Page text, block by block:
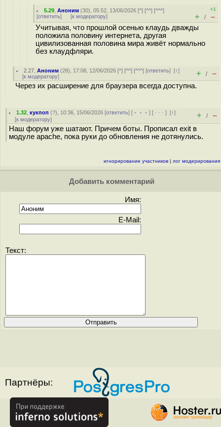
5.29 ,Аноним (30), 05:52, 13/06/2026 [^] [^^] [^^^]
[ответить] [к модератору]
+1
+ / –
Учитывая, что прошлой осенью клаудь дважды
положила половину интернета, другая
цивилизованная половина мира живёт нормально
без клаудфляри.
2.27 ,Аноним (28), 17:08, 12/06/2026 [^] [^^] [^^^] [ответить][↑]
[к модератору] + / –
Через их расширение для браузера всегда доступна.
1.32 ,кукпоп (?), 10:36, 15/06/2026 [ответить] [ ﹢﹢﹢] [ · · ·][↑]
[к модератору] + / –
Наш форум уже шатают. Причем боты. Прописал exit в
модуле apache, пока руки до обновления не дотянулись.
игнорирование участников | лог модерирования
Добавить комментарий
Имя:
E-Mail:
Текст:
Партнёры: